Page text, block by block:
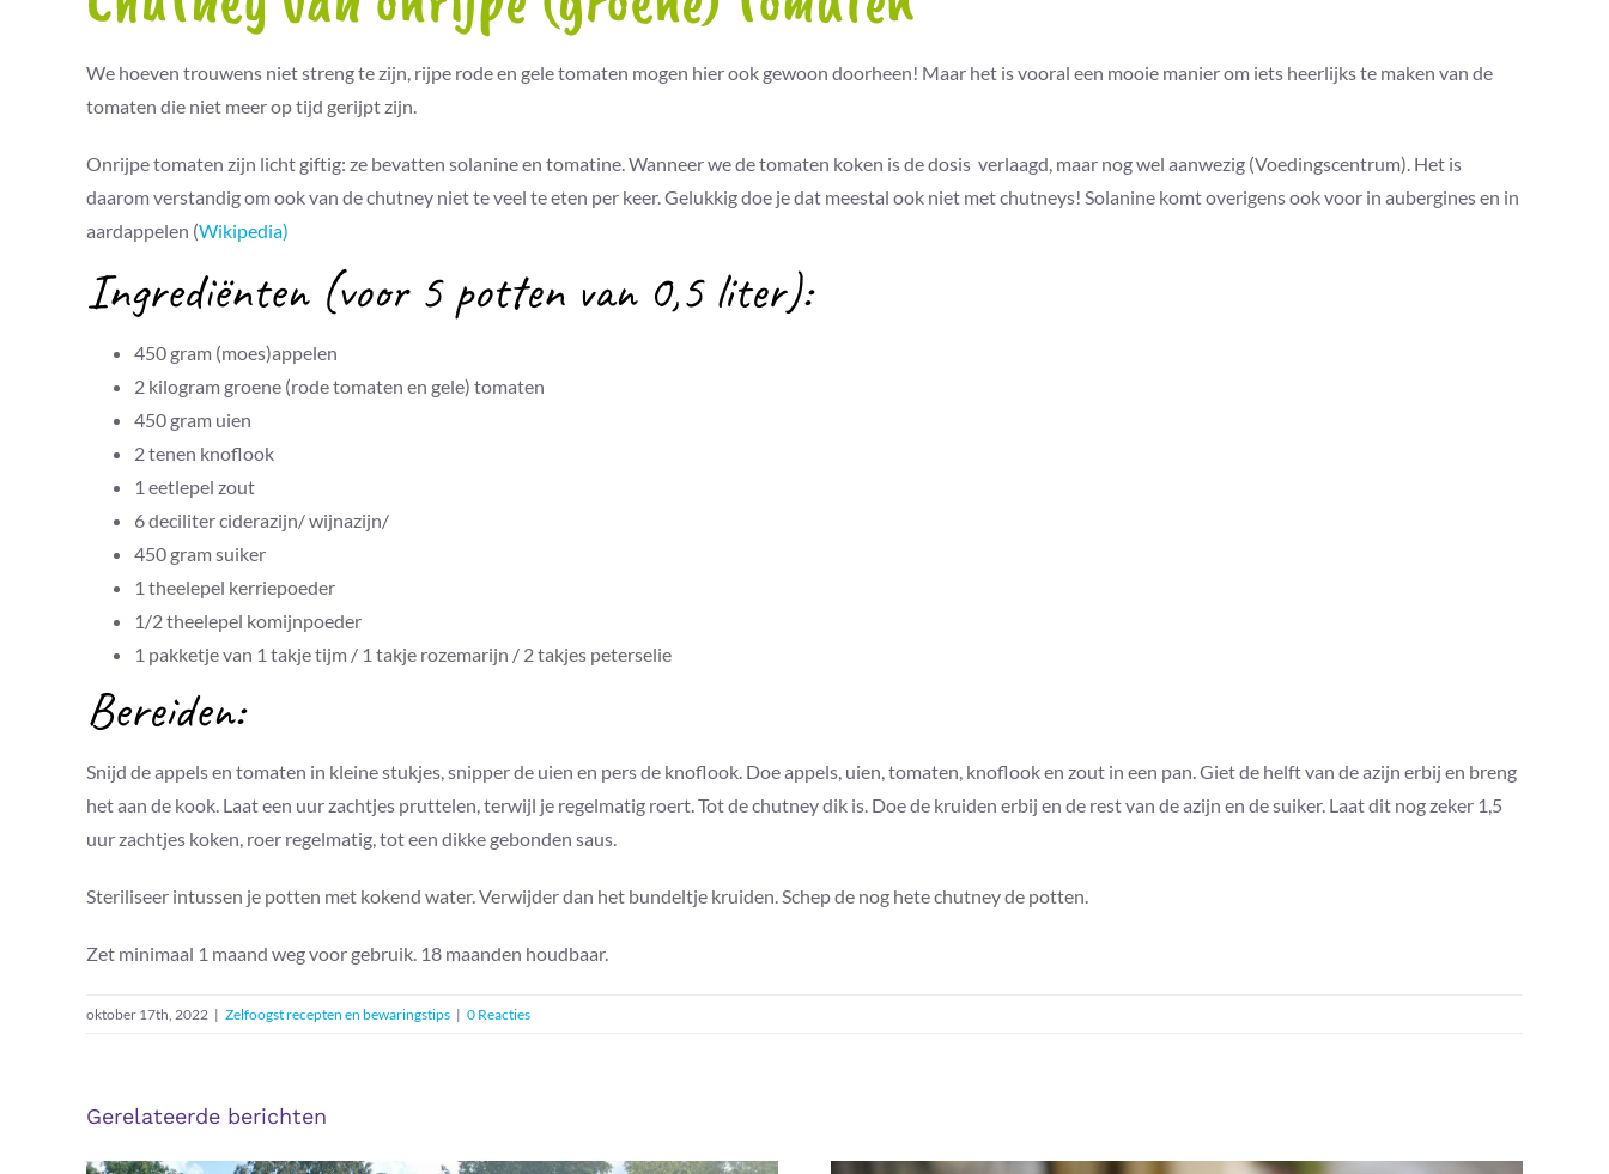
We hoeven trouwens niet streng te zijn, rijpe rode en gele tomaten mogen hier ook gewoon doorheen! Maar het is vooral een mooie manier om iets heerlijks te maken van de
tomaten die niet meer op tijd gerijpt zijn.
Onrijpe tomaten zijn licht giftig: ze bevatten solanine en tomatine. Wanneer we de tomaten koken is de dosis verlaagd, maar nog wel aanwezig (Voedingscentrum). Het is
daarom verstandig om ook van de chutney niet te veel te eten per keer. Gelukkig doe je dat meestal ook niet met chutneys! Solanine komt overigens ook voor in aubergines en in
aardappelen (Wikipedia)
Ingrediënten (voor 5 potten van 0,5 liter):
450 gram (moes)appelen
2 kilogram groene (rode tomaten en gele) tomaten
450 gram uien
2 tenen knoflook
1 eetlepel zout
6 deciliter ciderazijn/ wijnazijn/
450 gram suiker
1 theelepel kerriepoeder
1/2 theelepel komijnpoeder
1 pakketje van 1 takje tijm / 1 takje rozemarijn / 2 takjes peterselie
Bereiden:
Snijd de appels en tomaten in kleine stukjes, snipper de uien en pers de knoflook. Doe appels, uien, tomaten, knoflook en zout in een pan. Giet de helft van de azijn erbij en breng
het aan de kook. Laat een uur zachtjes pruttelen, terwijl je regelmatig roert. Tot de chutney dik is. Doe de kruiden erbij en de rest van de azijn en de suiker. Laat dit nog zeker 1,5
uur zachtjes koken, roer regelmatig, tot een dikke gebonden saus.
Steriliseer intussen je potten met kokend water. Verwijder dan het bundeltje kruiden. Schep de nog hete chutney de potten.
Zet minimaal 1 maand weg voor gebruik. 18 maanden houdbaar.
oktober 17th, 2022 | Zelfoogst recepten en bewaringstips | 0 Reacties
Gerelateerde berichten